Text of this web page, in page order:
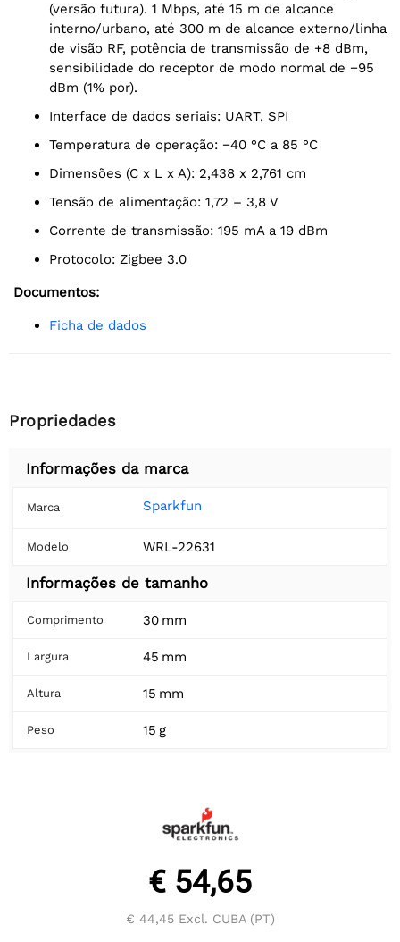
(versão futura). 1 Mbps, até 15 m de alcance
interno/urbano, até 300 m de alcance externo/linha
de visão RF, potência de transmissão de +8 dBm,
sensibilidade do receptor de modo normal de −95
dBm (1% por).
Interface de dados seriais: UART, SPI
Temperatura de operação: −40 °C a 85 °C
Dimensões (C x L x A): 2,438 x 2,761 cm
Tensão de alimentação: 1,72 – 3,8 V
Corrente de transmissão: 195 mA a 19 dBm
Protocolo: Zigbee 3.0
Documentos:
Ficha de dados
Propriedades
Informações da marca
Marca Sparkfun
Modelo WRL-22631
Informações de tamanho
Comprimento 30 mm
Largura 45 mm
Altura 15 mm
Peso 15 g
€ 54,65
€ 44,45Excl. CUBA (PT)